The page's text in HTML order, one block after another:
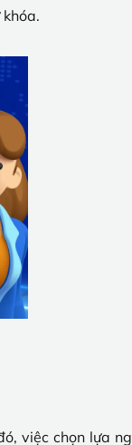
việc chọn lựa